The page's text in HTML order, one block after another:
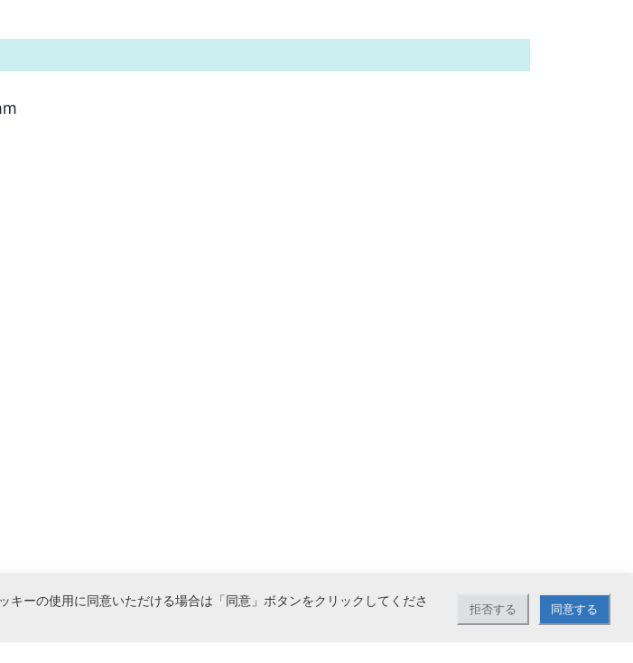
ーの使用に同意いただける場合は「同意」ボタンをクリックしてくださ
拒否する 同意する